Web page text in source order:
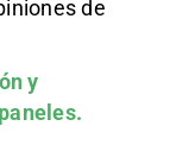
de
y